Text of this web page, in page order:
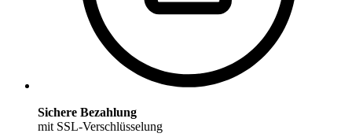
Sichere Bezahlung
mit SSL-Verschlüsselung